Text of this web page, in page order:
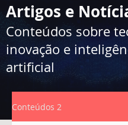
Artigos e
Conteúdos sobre
inovação e
artificial
Conteúdos 2